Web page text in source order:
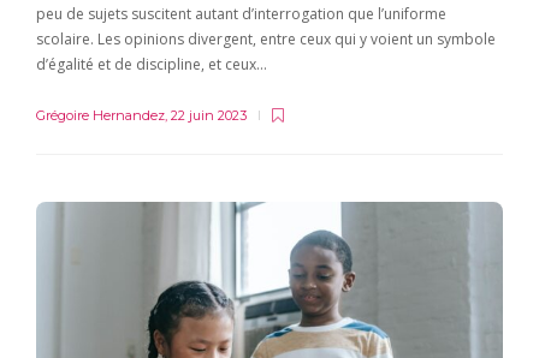
peu de sujets suscitent autant d’interrogation que l’uniforme
scolaire. Les opinions divergent, entre ceux qui y voient un symbole
d’égalité et de discipline, et ceux…
Grégoire Hernandez 22 juin 2023